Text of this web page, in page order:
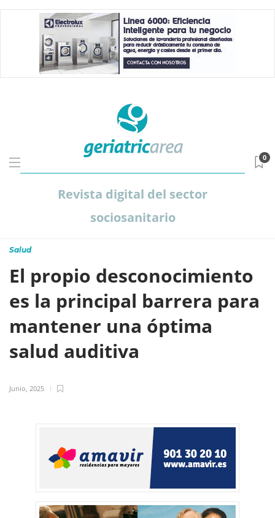
Revista digital del sector
sociosanitario
0
Salud
El propio desconocimiento
es la principal barrera para
mantener una óptima
salud auditiva
Junio, 2025